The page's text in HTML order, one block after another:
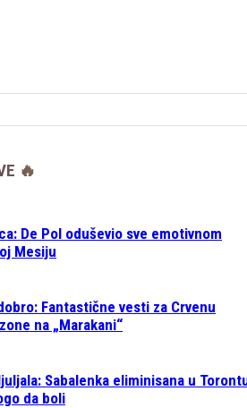
🔥
De Pol oduševio sve emotivnom
Mesiju
Fantastične vesti za Crvenu
na „Marakani“
Sabalenka eliminisana u
da boli